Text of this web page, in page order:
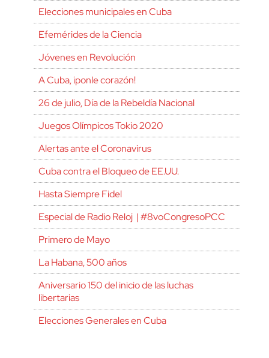
Elecciones municipales en Cuba
Efemérides de la Ciencia
Jóvenes en Revolución
A Cuba, ¡ponle corazón!
26 de julio, Día de la Rebeldía Nacional
Juegos Olímpicos Tokio 2020
Alertas ante el Coronavirus
Cuba contra el Bloqueo de EE.UU.
Hasta Siempre Fidel
Especial de Radio Reloj | #8voCongresoPCC
Primero de Mayo
La Habana, 500 años
Aniversario 150 del inicio de las luchas
libertarias
Elecciones Generales en Cuba